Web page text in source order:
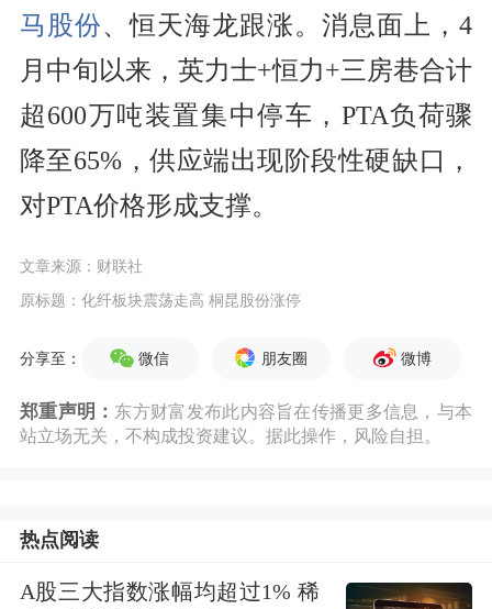
马股份、恒天海龙跟涨。消息面上，4
月中旬以来，英力士+恒力+三房巷合计
超600万吨装置集中停车，PTA负荷骤
降至65%，供应端出现阶段性硬缺口，
对PTA价格形成支撑。
文章来源：财联社
原标题：化纤板块震荡走高 桐昆股份涨停
分享至： 微信 朋友圈 微博
郑重声明： 东方财富发布此内容旨在传播更多信息，与本
站立场无关，不构成投资建议。据此操作，风险自担。
热点阅读
A股三大指数涨幅均超过1% 稀